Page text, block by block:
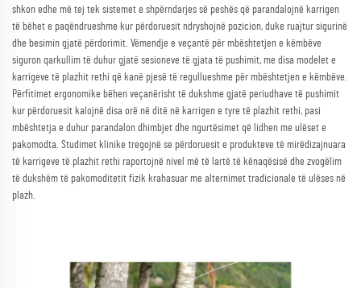
shkon edhe më tej tek sistemet e shpërndarjes së peshës që parandalojnë karrigen
të bëhet e paqëndrueshme kur përdoruesit ndryshojnë pozicion, duke ruajtur sigurinë
dhe besimin gjatë përdorimit. Vëmendje e veçantë për mbështetjen e këmbëve
siguron qarkullim të duhur gjatë sesioneve të gjata të pushimit, me disa modelet e
karrigeve të plazhit rethi që kanë pjesë të regullueshme për mbështetjen e këmbëve.
Përfitimet ergonomike bëhen veçanërisht të dukshme gjatë periudhave të pushimit
kur përdoruesit kalojnë disa orë në ditë në karrigen e tyre të plazhit rethi, pasi
mbështetja e duhur parandalon dhimbjet dhe ngurtësimet që lidhen me ulëset e
pakomodta. Studimet klinike tregojnë se përdoruesit e produkteve të mirëdizajnuara
të karrigeve të plazhit rethi raportojnë nivel më të lartë të kënaqësisë dhe zvogëlim
të dukshëm të pakomoditetit fizik krahasuar me alternimet tradicionale të ulëses në
plazh.